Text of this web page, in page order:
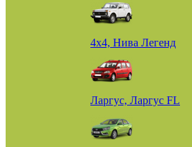
4х4, Нива Легенд
Ларгус, Ларгус FL